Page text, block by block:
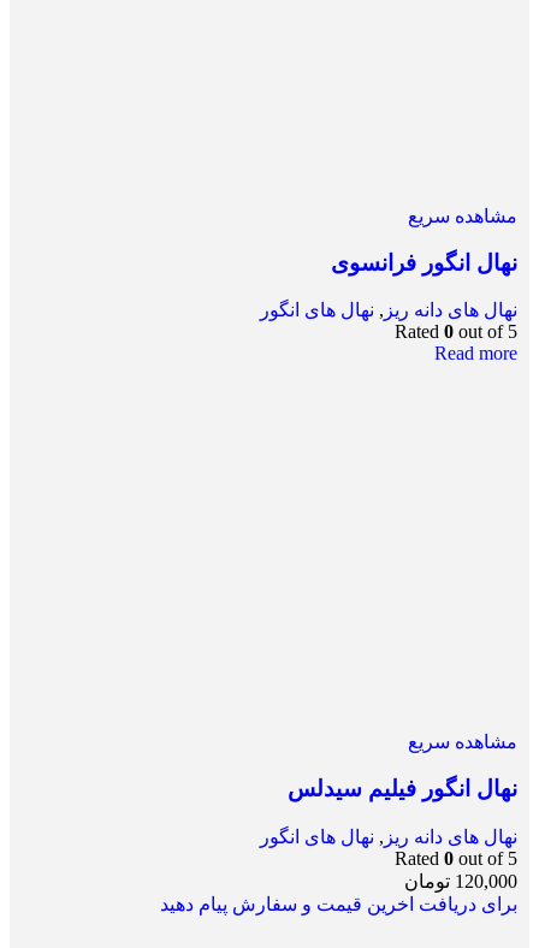
مشاهده سریع
نهال انگور فرانسوی
نهال های دانه ریز , نهال های انگور
Rated 0 out of 5
Read more
مشاهده سریع
نهال انگور فیلیم سیدلس
نهال های دانه ریز , نهال های انگور
Rated 0 out of 5
120,000 تومان
برای دریافت اخرین قیمت و سفارش پیام دهید